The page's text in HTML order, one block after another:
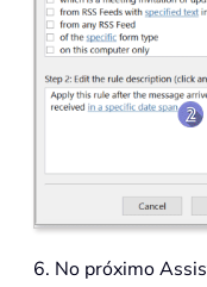
6. No próximo